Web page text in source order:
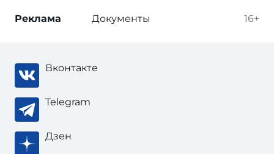
16+
Реклама Документы
Вконтакте
Telegram
Дзен